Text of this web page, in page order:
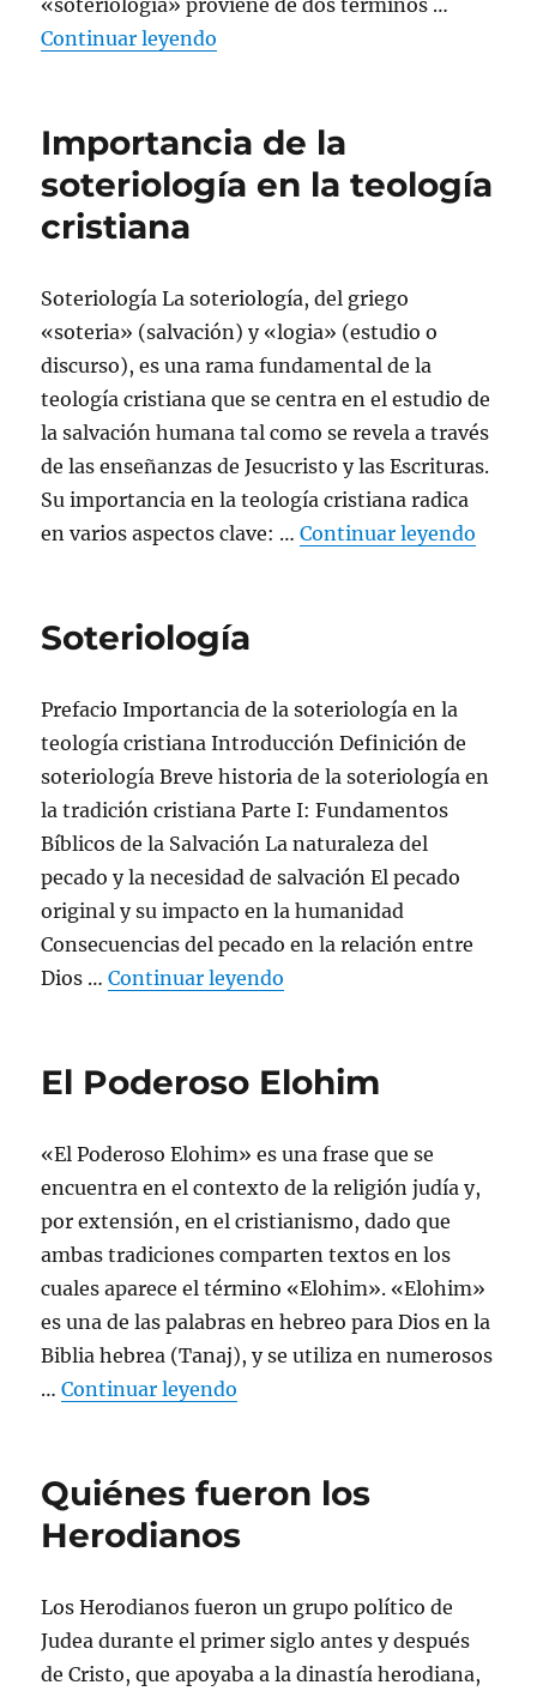
«soteriología» proviene de dos términos …
Continuar leyendo
Importancia de la
soteriología en la teología
cristiana
Soteriología La soteriología, del griego
«soteria» (salvación) y «logia» (estudio o
discurso), es una rama fundamental de la
teología cristiana que se centra en el estudio de
la salvación humana tal como se revela a través
de las enseñanzas de Jesucristo y las Escrituras.
Su importancia en la teología cristiana radica
en varios aspectos clave: …Continuar leyendo
Soteriología
Prefacio Importancia de la soteriología en la
teología cristiana Introducción Definición de
soteriología Breve historia de la soteriología en
la tradición cristiana Parte I: Fundamentos
Bíblicos de la Salvación La naturaleza del
pecado y la necesidad de salvación El pecado
original y su impacto en la humanidad
Consecuencias del pecado en la relación entre
Dios …Continuar leyendo
El Poderoso Elohim
«El Poderoso Elohim» es una frase que se
encuentra en el contexto de la religión judía y,
por extensión, en el cristianismo, dado que
ambas tradiciones comparten textos en los
cuales aparece el término «Elohim». «Elohim»
es una de las palabras en hebreo para Dios en la
Biblia hebrea (Tanaj), y se utiliza en numerosos
…Continuar leyendo
Quiénes fueron los
Herodianos
Los Herodianos fueron un grupo político de
Judea durante el primer siglo antes y después
de Cristo, que apoyaba a la dinastía herodiana,